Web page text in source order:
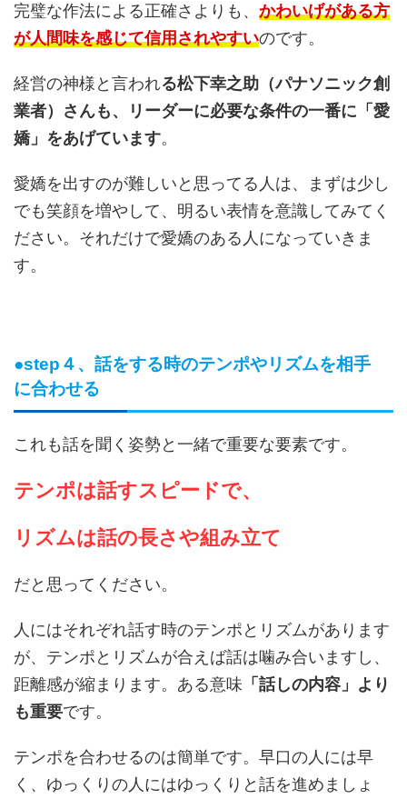
完璧な作法による正確さよりも、 かわいげがある方
が人間味を感じて信用されやすいのです。
経営の神様と言われる松下幸之助（パナソニック創
業者）さんも、リーダーに必要な条件の一番に「愛
嬌」をあげています。
愛嬌を出すのが難しいと思ってる人は、まずは少し
でも笑顔を増やして、明るい表情を意識してみてく
ださい。それだけで愛嬌のある人になっていきま
す。
●step４、話をする時のテンポやリズムを相手
に合わせる
これも話を聞く姿勢と一緒で重要な要素です。
テンポは話すスピードで、
リズムは話の長さや組み立て
だと思ってください。
人にはそれぞれ話す時のテンポとリズムがあります
が、テンポとリズムが合えば話は噛み合いますし、
距離感が縮まります。ある意味 「話しの内容」より
も重要です。
テンポを合わせるのは簡単です。早口の人には早
く、ゆっくりの人にはゆっくりと話を進めましょ